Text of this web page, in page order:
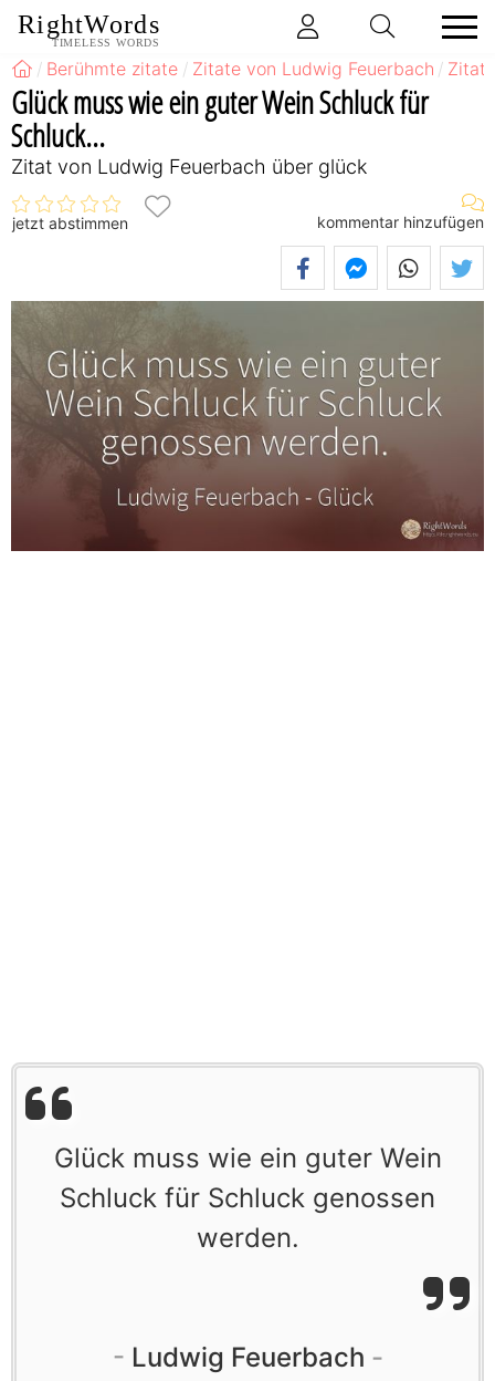
RightWords
TIMELESS WORDS
Berühmte zitate Zitate von Ludwig Feuerbach
Glück muss wie ein guter Wein Schluck für
Schluck...
Zitat von Ludwig Feuerbach über glück
jetzt abstimmen kommentar hinzufügen
Glück muss wie ein guter Wein
Schluck für Schluck genossen
werden.
Ludwig Feuerbach